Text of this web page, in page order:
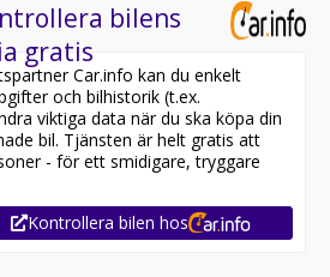
bilens
gratis
Car.info kan du enkelt
och bilhistorik (t.ex.
viktiga data när du ska köpa din
bil. Tjänsten är helt gratis att
- för ett smidigare, tryggare
Kontrollera bilen hos